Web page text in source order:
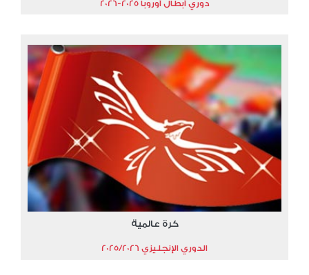
دوري أبطال أوروبا 2025-2026
كرة عالمية
الدوري الإنجليزي 2025/2026